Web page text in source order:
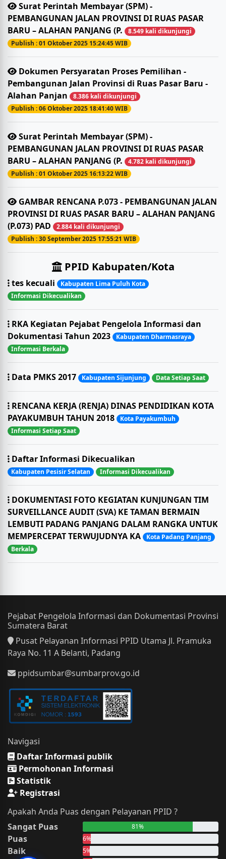
Surat Perintah Membayar (SPM) -
PEMBANGUNAN JALAN PROVINSI DI RUAS PASAR
BARU – ALAHAN PANJANG (P.
8.549 kali dikunjungi
Publish : 01 Oktober 2025 15:24:45 WIB
Dokumen Persyaratan Proses Pemilihan -
Pembangunan Jalan Provinsi di Ruas Pasar Baru -
Alahan Panjan
8.386 kali dikunjungi
Publish : 06 Oktober 2025 18:41:40 WIB
Surat Perintah Membayar (SPM) -
PEMBANGUNAN JALAN PROVINSI DI RUAS PASAR
BARU – ALAHAN PANJANG (P.
4.782 kali dikunjungi
Publish : 01 Oktober 2025 16:13:22 WIB
GAMBAR RENCANA P.073 - PEMBANGUNAN JALAN
PROVINSI DI RUAS PASAR BARU – ALAHAN PANJANG
(P.073) PAD
2.884 kali dikunjungi
Publish : 30 September 2025 17:55:21 WIB
PPID Kabupaten/Kota
tes kecuali
Kabupaten Lima Puluh Kota
Informasi Dikecualikan
RKA Kegiatan Pejabat Pengelola Informasi dan
Dokumentasi Tahun 2023
Kabupaten Dharmasraya
Informasi Berkala
Data PMKS 2017 Kabupaten Sijunjung Data Setiap Saat
RENCANA KERJA (RENJA) DINAS PENDIDIKAN KOTA
PAYAKUMBUH TAHUN 2018
Kota Payakumbuh
Informasi Setiap Saat
Daftar Informasi Dikecualikan
Kabupaten Pesisir Selatan Informasi Dikecualikan
DOKUMENTASI FOTO KEGIATAN KUNJUNGAN TIM
SURVEILLANCE AUDIT (SVA) KE TAMAN BERMAIN
LEMBUTI PADANG PANJANG DALAM RANGKA UNTUK
MEMPERCEPAT TERWUJUDNYA KA
Kota Padang Panjang
Berkala
Pejabat Pengelola Informasi dan Dokumentasi Provinsi
Sumatera Barat
Pusat Pelayanan Informasi PPID Utama Jl. Pramuka
Raya No. 11 A Belanti, Padang
ppidsumbar@sumbarprov.go.id
Navigasi
Daftar Informasi publik
Permohonan Informasi
Statistik
Registrasi
Apakah Anda Puas dengan Pelayanan PPID ?
Sangat Puas
81%
Puas 6%
Baik 5%